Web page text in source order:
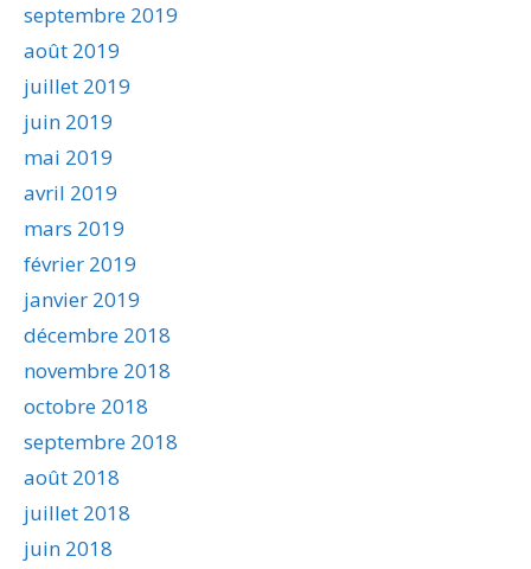
septembre 2019
août 2019
juillet 2019
juin 2019
mai 2019
avril 2019
mars 2019
février 2019
janvier 2019
décembre 2018
novembre 2018
octobre 2018
septembre 2018
août 2018
juillet 2018
juin 2018